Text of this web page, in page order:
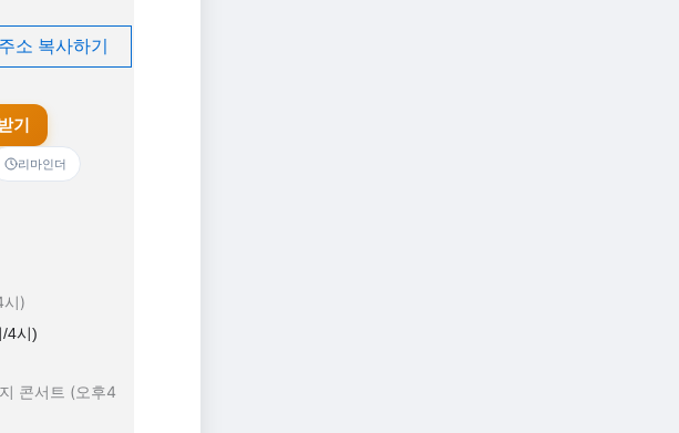
주소 복사하기
기
리마인더
시)
4시)
콘서트 (오후4